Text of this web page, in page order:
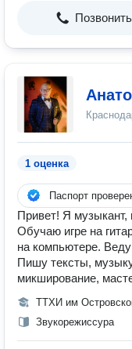
Позвонить
1 оценка
Паспорт
Привет! Я музыкант,
Обучаю игре на
на компьютере.
Пишу тексты,
микширование,
ТТХИ им
Звукорежиссура